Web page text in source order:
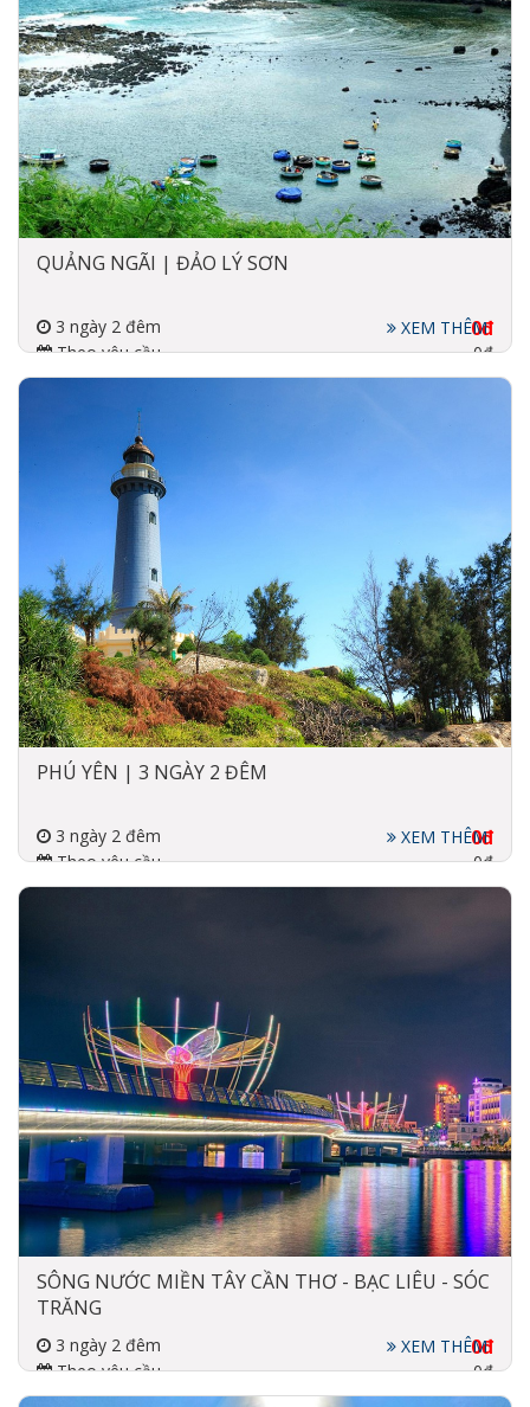
QUẢNG NGÃI | ĐẢO LÝ SƠN
3 ngày 2 đêm
Theo yêu cầu
Đi về bằng máy bay, xe
0đ
0đ
XEM THÊM
PHÚ YÊN | 3 NGÀY 2 ĐÊM
3 ngày 2 đêm
Theo yêu cầu
Đi về bằng máy bay, xe
0đ
0đ
XEM THÊM
SÔNG NƯỚC MIỀN TÂY CẦN THƠ - BẠC LIÊU - SÓC
TRĂNG
3 ngày 2 đêm
Theo yêu cầu
Đi về bằng xe
0đ
0đ
XEM THÊM